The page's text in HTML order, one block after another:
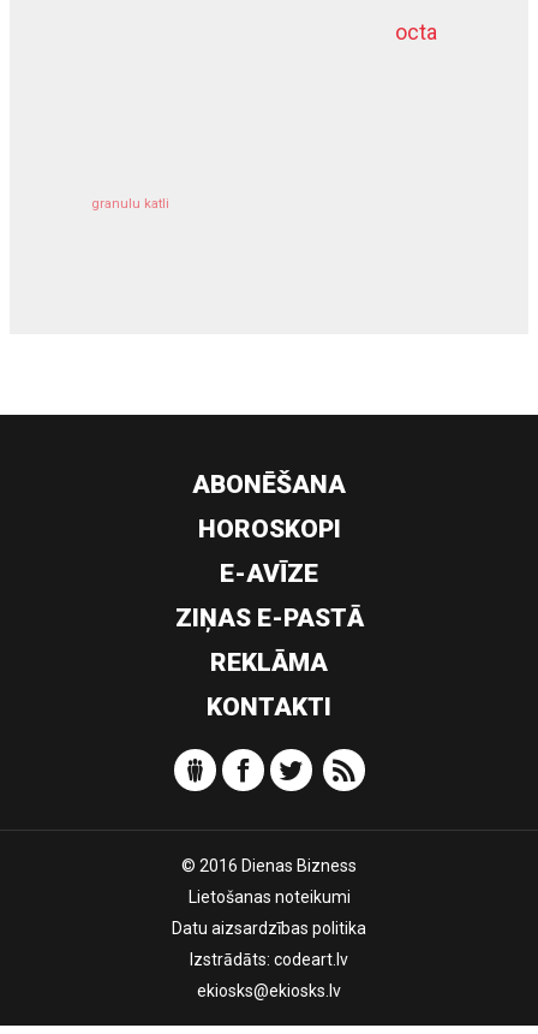
octa
granulu katli
dziļurbums
ABONĒŠANA
HOROSKOPI
E-AVĪZE
ZIŅAS E-PASTĀ
REKLĀMA
KONTAKTI
© 2016 Dienas Bizness
Lietošanas noteikumi
Datu aizsardzības politika
Izstrādāts: codeart.lv
ekiosks@ekiosks.lv